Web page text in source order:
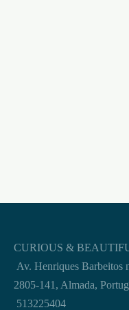
CURIOUS &
Av. Henriques Barbeitos
2805-141, Almada,
513225404